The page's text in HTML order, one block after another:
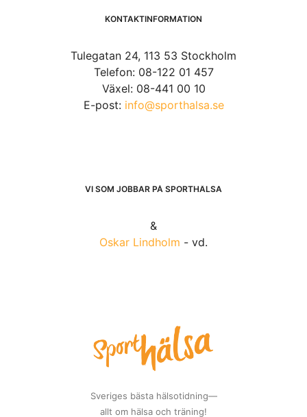
KONTAKTINFORMATION
Tulegatan 24, 113 53 Stockholm
Telefon: 08-122 01 457
Växel: 08-441 00 10
E-post: info@sporthalsa.se
VI SOM JOBBAR PÅ SPORTHÄLSA
&
Oskar Lindholm - vd.
Sveriges bästa hälsotidning—
allt om hälsa och träning!